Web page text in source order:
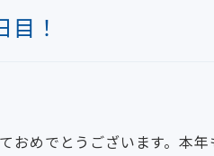
！
おめでとうございます。本年